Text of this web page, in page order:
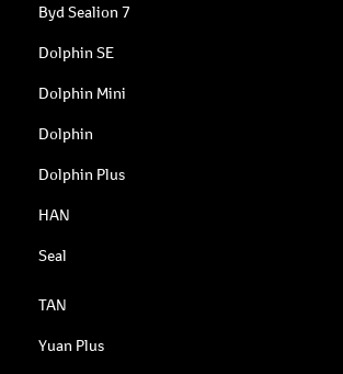
Byd Sealion 7
Dolphin SE
Dolphin Mini
Dolphin
Dolphin Plus
HAN
Seal
TAN
Yuan Plus